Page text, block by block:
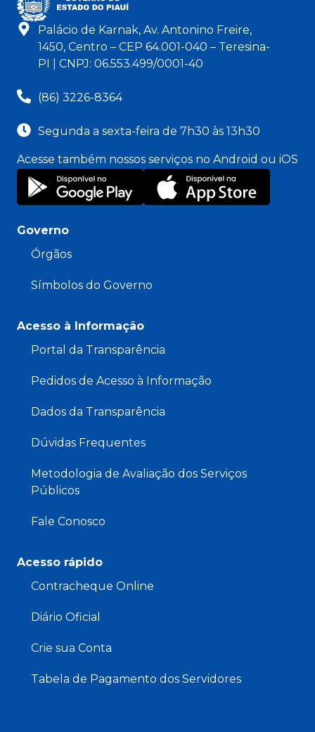
Palácio de Karnak, Av. Antonino Freire,
1450, Centro – CEP 64.001-040 – Teresina-
PI | CNPJ: 06.553.499/0001-40
(86) 3226-8364
Segunda a sexta-feira de 7h30 às 13h30
Acesse também nossos serviços no Android ou iOS
Governo
Órgãos
Símbolos do Governo
Acesso à Informação
Portal da Transparência
Pedidos de Acesso à Informação
Dados da Transparência
Dúvidas Frequentes
Metodologia de Avaliação dos Serviços
Públicos
Fale Conosco
Acesso rápido
Contracheque Online
Diário Oficial
Crie sua Conta
Tabela de Pagamento dos Servidores